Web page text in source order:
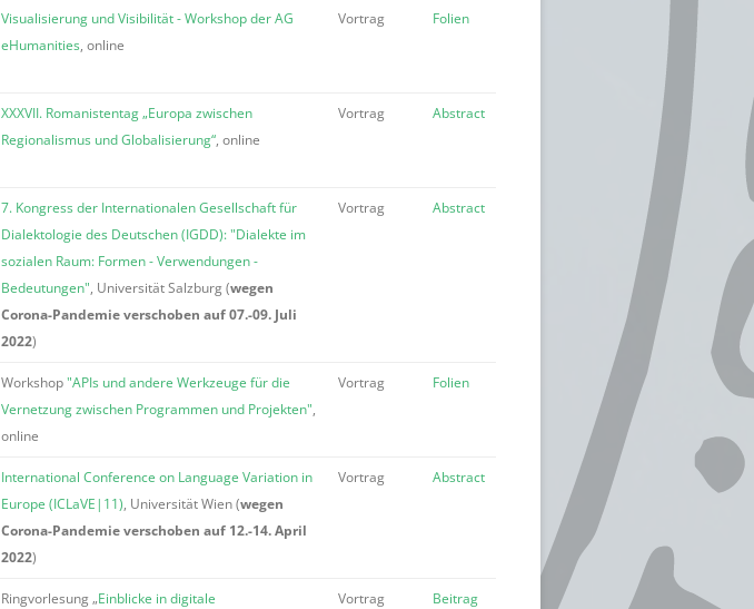
Visualisierung und Visibilität - Workshop der AG
eHumanities, online
Vortrag Folien
XXXVII. Romanistentag „Europa zwischen
Regionalismus und Globalisierung“, online
Vortrag Abstract
7. Kongress der Internationalen Gesellschaft für
Dialektologie des Deutschen (IGDD): "Dialekte im
sozialen Raum: Formen - Verwendungen -
Bedeutungen", Universität Salzburg (wegen
Corona-Pandemie verschoben auf 07.-09. Juli
2022)
Vortrag Abstract
Workshop"APIs und andere Werkzeuge für die
Vernetzung zwischen Programmen und Projekten",
online
Vortrag Folien
International Conference on Language Variation in
Europe (ICLaVE|11), Universität Wien (wegen
Corona-Pandemie verschoben auf 12.-14. April
2022)
Vortrag Abstract
Ringvorlesung „Einblicke in digitale
Vortrag Beitrag